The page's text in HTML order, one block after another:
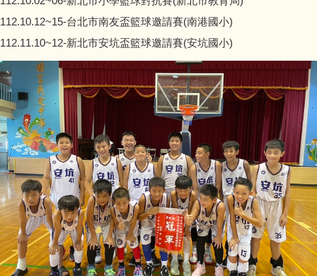
112.10.12~15-台北市南友盃籃球邀請賽(南港國小)
112.11.10~12-新北市安坑盃籃球邀請賽(安坑國小)